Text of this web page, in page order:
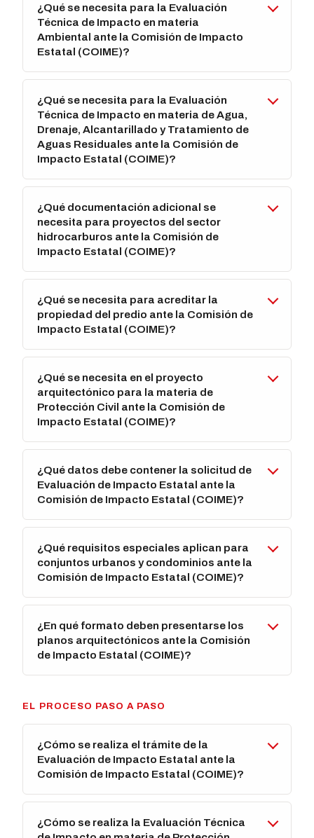
¿Qué se necesita para la Evaluación
Técnica de Impacto en materia
Ambiental ante la Comisión de Impacto
Estatal (COIME)?
¿Qué se necesita para la Evaluación
Técnica de Impacto en materia de Agua,
Drenaje, Alcantarillado y Tratamiento de
Aguas Residuales ante la Comisión de
Impacto Estatal (COIME)?
¿Qué documentación adicional se
necesita para proyectos del sector
hidrocarburos ante la Comisión de
Impacto Estatal (COIME)?
¿Qué se necesita para acreditar la
propiedad del predio ante la Comisión de
Impacto Estatal (COIME)?
¿Qué se necesita en el proyecto
arquitectónico para la materia de
Protección Civil ante la Comisión de
Impacto Estatal (COIME)?
¿Qué datos debe contener la solicitud de
Evaluación de Impacto Estatal ante la
Comisión de Impacto Estatal (COIME)?
¿Qué requisitos especiales aplican para
conjuntos urbanos y condominios ante la
Comisión de Impacto Estatal (COIME)?
¿En qué formato deben presentarse los
planos arquitectónicos ante la Comisión
de Impacto Estatal (COIME)?
EL PROCESO PASO A PASO
¿Cómo se realiza el trámite de la
Evaluación de Impacto Estatal ante la
Comisión de Impacto Estatal (COIME)?
¿Cómo se realiza la Evaluación Técnica